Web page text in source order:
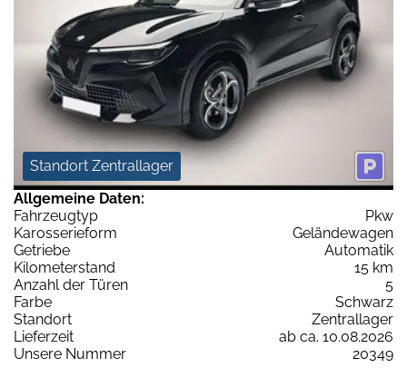
Standort Zentrallager
Allgemeine Daten:
Fahrzeugtyp
Pkw
Karosserieform
Geländewagen
Getriebe
Automatik
Kilometerstand
15 km
Anzahl der Türen
5
Farbe
Schwarz
Standort
Zentrallager
Lieferzeit
ab ca. 10.08.2026
Unsere Nummer
20349